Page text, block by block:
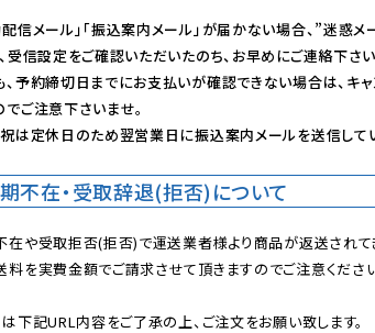
配信メール」「振込案内メール」が届かない場合、”迷惑メ
受信設定をご確認いただいたのち、お早めにご連絡下さ
、予約締切日までにお支払いが確認できない場合は、キ
でご注意下さいませ。
は定休日のため翌営業日に振込案内メールを送信して
不在・受取辞退(拒否)について
在や受取拒否(拒否)で運送業者様より商品が返送されて
料を実費金額でご請求させて頂きますのでご注意ください